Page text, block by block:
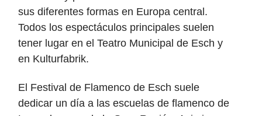
sus diferentes formas en Europa central.
Todos los espectáculos principales suelen
tener lugar en el Teatro Municipal de Esch y
en Kulturfabrik.
El Festival de Flamenco de Esch suele
dedicar un día a las escuelas de flamenco de